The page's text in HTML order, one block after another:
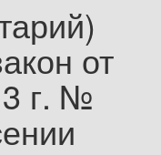
от
г. №